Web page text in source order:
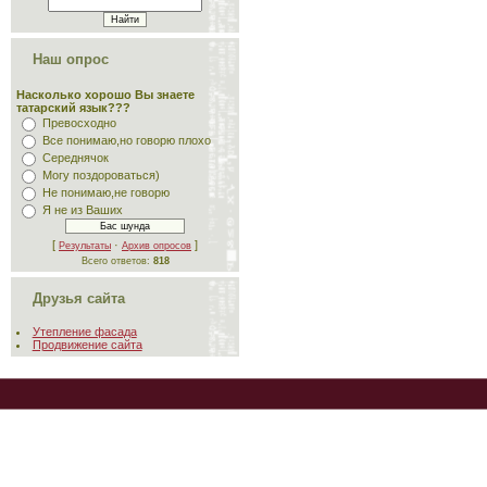
Наш опрос
Насколько хорошо Вы знаете
татарский язык???
Превосходно
Все понимаю,но говорю плохо
Середнячок
Могу поздороваться)
Не понимаю,не говорю
Я не из Ваших
[ Результаты · Архив опросов ]
Всего ответов: 818
Друзья сайта
Утепление фасада
Продвижение сайта